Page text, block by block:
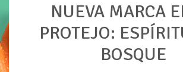
NUEVA MARCA
PROTEJO:
BOSQUE